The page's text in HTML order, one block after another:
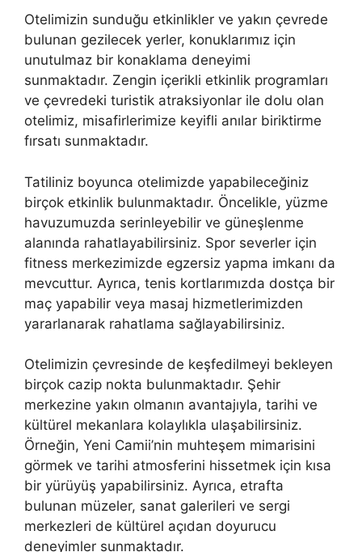
Otelimizin sunduğu etkinlikler ve yakın çevrede
bulunan gezilecek yerler, konuklarımız için
unutulmaz bir konaklama deneyimi
sunmaktadır. Zengin içerikli etkinlik programları
ve çevredeki turistik atraksiyonlar ile dolu olan
otelimiz, misafirlerimize keyifli anılar biriktirme
fırsatı sunmaktadır.
Tatiliniz boyunca otelimizde yapabileceğiniz
birçok etkinlik bulunmaktadır. Öncelikle, yüzme
havuzumuzda serinleyebilir ve güneşlenme
alanında rahatlayabilirsiniz. Spor severler için
fitness merkezimizde egzersiz yapma imkanı da
mevcuttur. Ayrıca, tenis kortlarımızda dostça bir
maç yapabilir veya masaj hizmetlerimizden
yararlanarak rahatlama sağlayabilirsiniz.
Otelimizin çevresinde de keşfedilmeyi bekleyen
birçok cazip nokta bulunmaktadır. Şehir
merkezine yakın olmanın avantajıyla, tarihi ve
kültürel mekanlara kolaylıkla ulaşabilirsiniz.
Örneğin, Yeni Camii’nin muhteşem mimarisini
görmek ve tarihi atmosferini hissetmek için kısa
bir yürüyüş yapabilirsiniz. Ayrıca, etrafta
bulunan müzeler, sanat galerileri ve sergi
merkezleri de kültürel açıdan doyurucu
deneyimler sunmaktadır.